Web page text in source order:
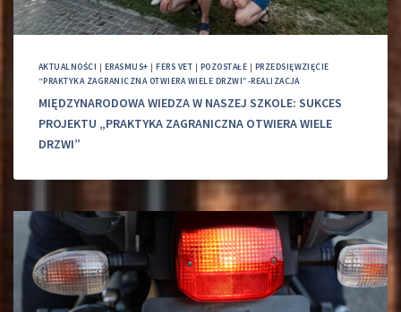
AKTUALNOŚCI | ERASMUS+ |FERS VET | POZOSTAŁE | PRZEDSIĘWZIĘCIE
“PRAKTYKA ZAGRANICZNA OTWIERA WIELE DRZWI”-REALIZACJA
MIĘDZYNARODOWA WIEDZA W NASZEJ SZKOLE: SUKCES
PROJEKTU „PRAKTYKA ZAGRANICZNA OTWIERA WIELE
DRZWI”